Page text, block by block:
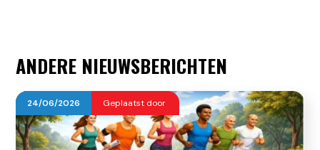
ANDERE NIEUWSBERICHTEN
24/06/2026 Geplaatst door